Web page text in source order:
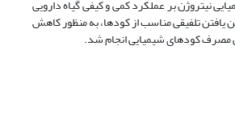
نیتروژن بر عملکرد کمی و کیفی گیاه دارویی
تلفیقی مناسب از کودها، به منظور کاهش
مصرف کودهای شیمیایی انجام شد.